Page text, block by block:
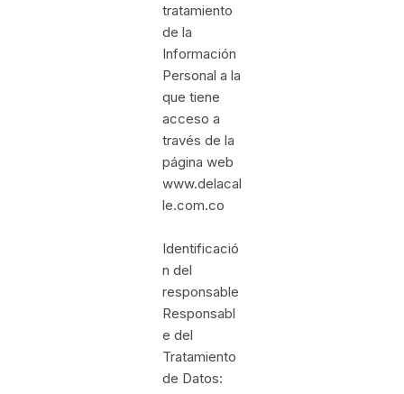
tratamiento
de la
Información
Personal a la
que tiene
acceso a
través de la
página web
www.delacal
le.com.co
Identificació
n del
responsable
Responsabl
e del
Tratamiento
de Datos: